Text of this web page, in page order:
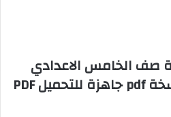
صف الخامس الاعدادي
علمي وادبي 2022 نسخة pdf جاهزة للتحميل PDF